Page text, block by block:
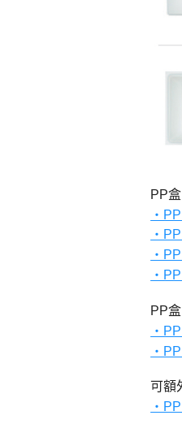
PP
・
・
・
・
PP
・
・
可額
・